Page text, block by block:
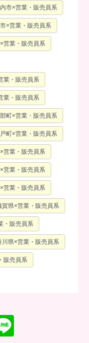
市×営業・販売員系
×営業・販売員系
営業・販売員系
業・販売員系
業・販売員系
町×営業・販売員系
町×営業・販売員系
営業・販売員系
営業・販売員系
営業・販売員系
賀県×営業・販売員系
・販売員系
川県×営業・販売員系
販売員系